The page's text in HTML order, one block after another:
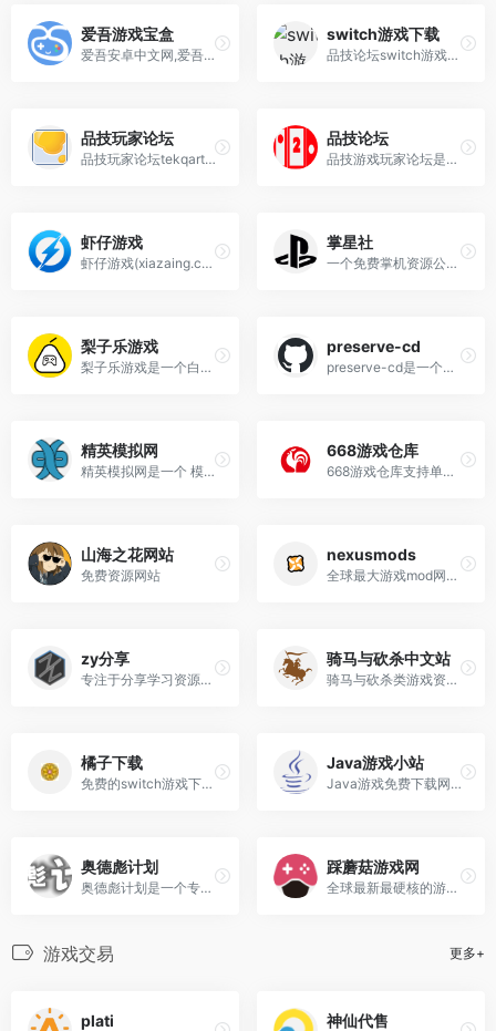
爱吾游戏宝盒
爱吾安卓中文网,爱吾游戏宝盒,爱吾游戏提供上万款BT游戏,各种BT手游，GM权限手游一网打净,下载使用完全免费，专为手游玩家设计的多功能游戏平台
switch游戏下载
品技论坛switch游戏下载网专注于分享免费switch游戏下载以及ns破解游戏下载
品技玩家论坛
品技玩家论坛tekqart为玩家提供最新的switch游戏下载，ps4游戏下载，ns游戏资源分享，还有很多主机掌机游戏资源，比如3ds游戏下载，psv游戏下载，xbox360游戏下载等等
品技论坛
品技游戏玩家论坛是一个游戏机玩家爱好者网站，分享最新游戏机技术，教程，游戏信息及下载
虾仔游戏
虾仔游戏(xiazaing.com)免费下载海量单机游戏，下载Steam游戏，管理热门游戏仓库！提供最新游戏资源、存档及修改器，一站式畅玩平台！
掌星社
一个免费掌机资源公益站，这里很全的掌机合集，以及psv等大量移植游戏，工具软件，还有教程合集，金手指合集，网站完全免费公益
梨子乐游戏
梨子乐游戏是一个白飘全球游戏网，专注于提供各类 PC 游戏资源的平台，收录了丰富多样的免安装版本游戏，涵盖角色扮演、动作、策略战略等多个品类，满足不同玩家的喜好。
preserve-cd
preserve-cd是一个开源的绝版游戏保护工程，致力于收集和保存经典游戏，旨在将因各种原因正在逐渐消失的游戏资源进行备份，减少损失。
精英模拟网
精英模拟网是一个 模拟游戏下载基地，专注于游戏模拟资源分享的网站，为游戏爱好者提供了丰富多样的游戏下载渠道。
668游戏仓库
668游戏仓库支持单机游戏下载,免费游戏下载,Switch游戏下载,PS4游戏下载，游戏每日更新，且资源优质
山海之花网站
免费资源网站
nexusmods
全球最大游戏mod网站分享,可以下载各种游戏的mod
zy分享
专注于分享学习资源和免费游戏资源的平台
骑马与砍杀中文站
骑马与砍杀类游戏资源,汉化,资讯,论坛等
橘子下载
免费的switch游戏下载,ns游戏下载,ns游戏资源网
Java游戏小站
Java游戏免费下载网站
奥德彪计划
奥德彪计划是一个专注于提供P...
踩蘑菇游戏网
全球最新最硬核的游戏推荐
游戏交易 更多+
plati 神仙代售